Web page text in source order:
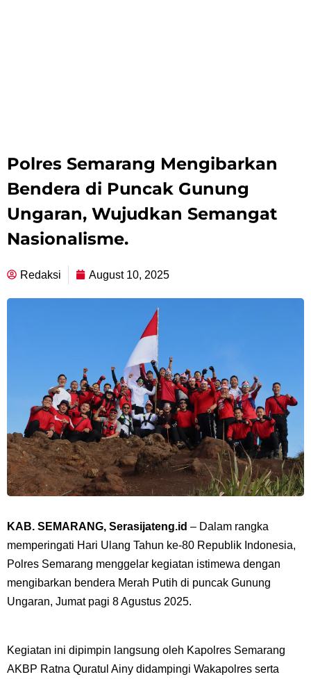
Polres Semarang Mengibarkan
Bendera di Puncak Gunung
Ungaran, Wujudkan Semangat
Nasionalisme.
Redaksi August 10, 2025
KAB. SEMARANG, Serasijateng.id – Dalam rangka
memperingati Hari Ulang Tahun ke-80 Republik Indonesia,
Polres Semarang menggelar kegiatan istimewa dengan
mengibarkan bendera Merah Putih di puncak Gunung
Ungaran, Jumat pagi 8 Agustus 2025.
Kegiatan ini dipimpin langsung oleh Kapolres Semarang
AKBP Ratna Quratul Ainy didampingi Wakapolres serta